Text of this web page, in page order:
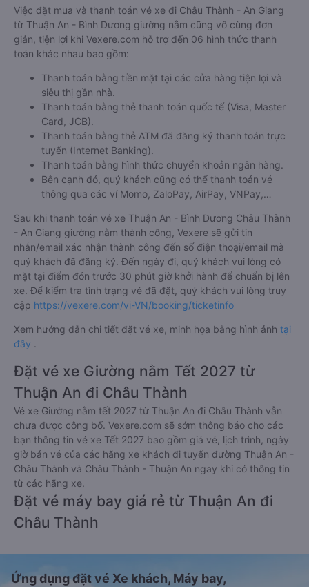
Việc đặt mua và thanh toán vé xe đi Châu Thành - An Giang
từ Thuận An - Bình Dương giường nằm cũng vô cùng đơn
giản, tiện lợi khi Vexere.com hỗ trợ đến 06 hình thức thanh
toán khác nhau bao gồm:
Thanh toán bằng tiền mặt tại các cửa hàng tiện lợi và
siêu thị gần nhà.
Thanh toán bằng thẻ thanh toán quốc tế (Visa, Master
Card, JCB).
Thanh toán bằng thẻ ATM đã đăng ký thanh toán trực
tuyến (Internet Banking).
Thanh toán bằng hình thức chuyển khoản ngân hàng.
Bên cạnh đó, quý khách cũng có thể thanh toán vé
thông qua các ví Momo, ZaloPay, AirPay, VNPay,…
Sau khi thanh toán vé xe Thuận An - Bình Dương Châu Thành
- An Giang giường nằm thành công, Vexere sẽ gửi tin
nhắn/email xác nhận thành công đến số điện thoại/email mà
quý khách đã đăng ký. Đến ngày đi, quý khách vui lòng có
mặt tại điểm đón trước 30 phút giờ khởi hành để chuẩn bị lên
xe. Để kiểm tra tình trạng vé đã đặt, quý khách vui lòng truy
cập https://vexere.com/vi-VN/booking/ticketinfo
Xem hướng dẫn chi tiết đặt vé xe, minh họa bằng hình ảnh tại
đây .
Đặt vé xe Giường nằm Tết 2027 từ
Thuận An đi Châu Thành
Vé xe Giường nằm tết 2027 từ Thuận An đi Châu Thành vẫn
chưa được công bố. Vexere.com sẽ sớm thông báo cho các
bạn thông tin vé xe Tết 2027 bao gồm giá vé, lịch trình, ngày
giờ bán vé của các hãng xe khách đi tuyến đường Thuận An -
Châu Thành và Châu Thành - Thuận An ngay khi có thông tin
từ các hãng xe.
Đặt vé máy bay giá rẻ từ Thuận An đi
Châu Thành
Ứng dụng đặt vé Xe khách, Máy bay,